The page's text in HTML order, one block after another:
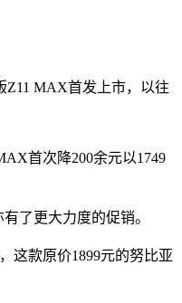
Z11 MAX首发上市，以往
首次降200余元以1749
了更大力度的促销。
这款原价1899元的努比亚